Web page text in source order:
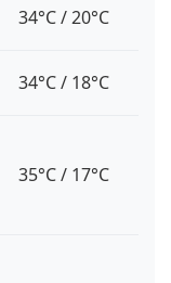
34°C / 20°C
34°C / 18°C
35°C / 17°C